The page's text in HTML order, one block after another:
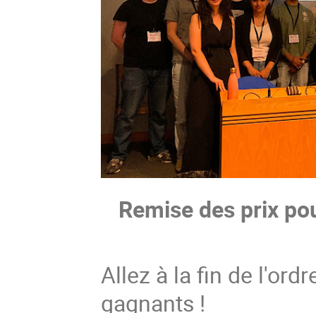
Remise des prix
Allez à la fin de
gagnants !